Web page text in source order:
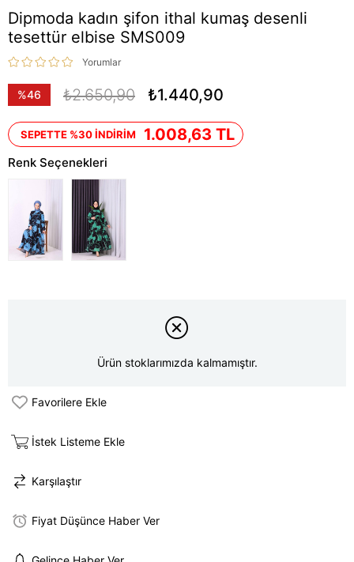
Dipmoda kadın şifon ithal kumaş desenli
tesettür elbise SMS009
Yorumlar
%46
₺2.650,90 ₺1.440,90
SEPETTE %30 İNDİRİM 1.008,63 TL
Renk Seçenekleri
Ürün stoklarımızda kalmamıştır.
Favorilere Ekle
İstek Listeme Ekle
Karşılaştır
Fiyat Düşünce Haber Ver